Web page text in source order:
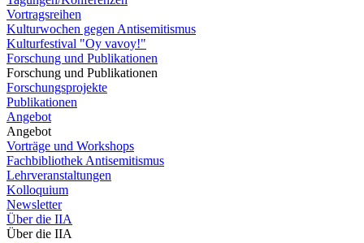
Vortragsreihen
Kulturwochen gegen Antisemitismus
Kulturfestival "Oy vavoy!"
Forschung und Publikationen
Forschung und Publikationen
Forschungsprojekte
Publikationen
Angebot
Angebot
Vorträge und Workshops
Fachbibliothek Antisemitismus
Lehrveranstaltungen
Kolloquium
Newsletter
Über die IIA
Über die IIA